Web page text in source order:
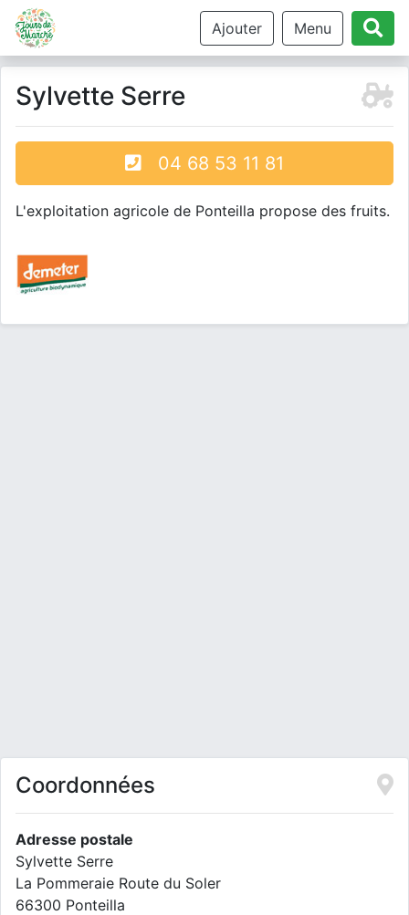
Ajouter Menu
Sylvette Serre
04 68 53 11 81
L'exploitation agricole de Ponteilla propose des fruits.
Coordonnées
Adresse postale
Sylvette Serre
La Pommeraie Route du Soler
66300 Ponteilla